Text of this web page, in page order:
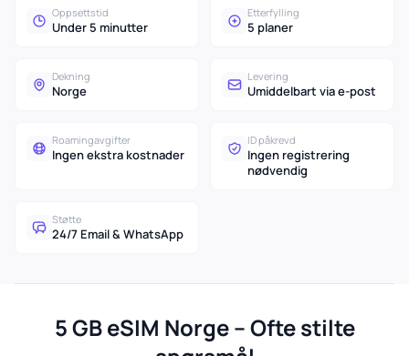
Oppsettstid
Under 5 minutter
Etterfylling
5 planer
Dekning
Norge
Levering
Umiddelbart via e-post
Roamingavgifter
Ingen ekstra kostnader
ID påkrevd
Ingen registrering
nødvendig
Støtte
24/7 Email & WhatsApp
5 GB eSIM Norge – Ofte stilte